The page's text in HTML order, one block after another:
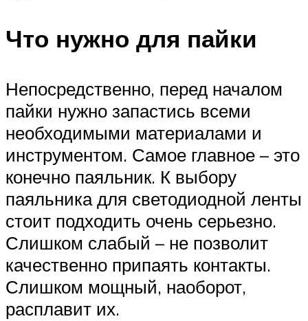
Что нужно для пайки
Непосредственно, перед началом
пайки нужно запастись всеми
необходимыми материалами и
инструментом. Самое главное – это
конечно паяльник. К выбору
паяльника для светодиодной ленты
стоит подходить очень серьезно.
Слишком слабый – не позволит
качественно припаять контакты.
Слишком мощный, наоборот,
расплавит их.